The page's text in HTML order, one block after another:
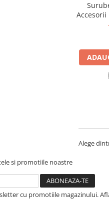
Accesorii
Alege
si promotiile noastre
cu promotiile magazinului.